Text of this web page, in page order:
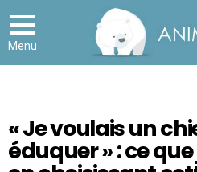
Menu
« Je voulais un
éduquer » : ce